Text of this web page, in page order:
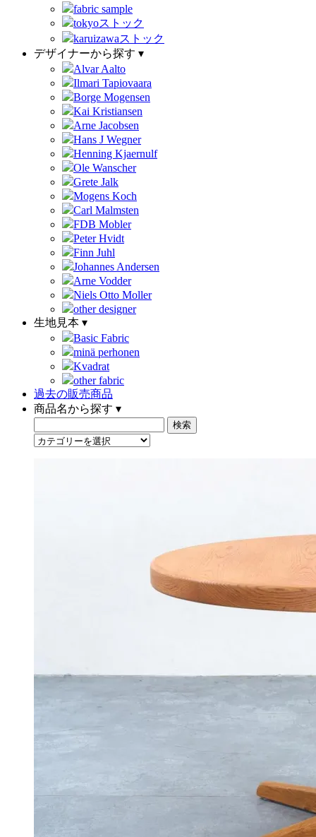
fabric sample
tokyoストック
karuizawaストック
デザイナーから探す ▾
Alvar Aalto
Ilmari Tapiovaara
Borge Mogensen
Kai Kristiansen
Arne Jacobsen
Hans J Wegner
Henning Kjaernulf
Ole Wanscher
Grete Jalk
Mogens Koch
Carl Malmsten
FDB Mobler
Peter Hvidt
Finn Juhl
Johannes Andersen
Arne Vodder
Niels Otto Moller
other designer
生地見本 ▾
Basic Fabric
minä perhonen
Kvadrat
other fabric
過去の販売商品
商品名から探す ▾